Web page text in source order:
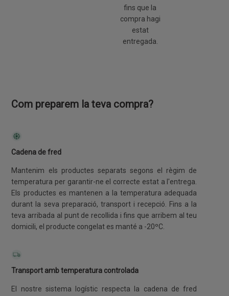
fins que la
compra hagi
estat
entregada.
Com preparem la teva compra?
Cadena de fred
Mantenim els productes separats segons el règim de
temperatura per garantir-ne el correcte estat a l'entrega.
Els productes es mantenen a la temperatura adequada
durant la seva preparació, transport i recepció. Fins a la
teva arribada al punt de recollida i fins que arribem al teu
domicili, el producte congelat es manté a -20ºC.
Transport amb temperatura controlada
El nostre sistema logístic respecta la cadena de fred